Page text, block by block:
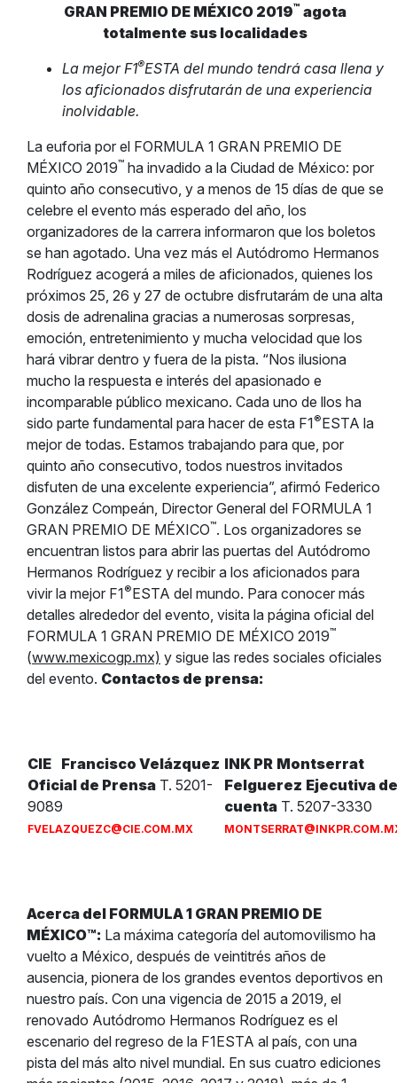
GRAN PREMIO DE MÉXICO 2019™ agota
totalmente sus localidades
La mejor F1®ESTA del mundo tendrá casa llena y
los aficionados disfrutarán de una experiencia
inolvidable.
La euforia por el FORMULA 1 GRAN PREMIO DE
MÉXICO 2019™ ha invadido a la Ciudad de México: por
quinto año consecutivo, y a menos de 15 días de que se
celebre el evento más esperado del año, los
organizadores de la carrera informaron que los boletos
se han agotado. Una vez más el Autódromo Hermanos
Rodríguez acogerá a miles de aficionados, quienes los
próximos 25, 26 y 27 de octubre disfrutarám de una alta
dosis de adrenalina gracias a numerosas sorpresas,
emoción, entretenimiento y mucha velocidad que los
hará vibrar dentro y fuera de la pista. “Nos ilusiona
mucho la respuesta e interés del apasionado e
incomparable público mexicano. Cada uno de llos ha
sido parte fundamental para hacer de esta F1®ESTA la
mejor de todas. Estamos trabajando para que, por
quinto año consecutivo, todos nuestros invitados
disfuten de una excelente experiencia”, afirmó Federico
González Compeán, Director General del FORMULA 1
GRAN PREMIO DE MÉXICO™. Los organizadores se
encuentran listos para abrir las puertas del Autódromo
Hermanos Rodríguez y recibir a los aficionados para
vivir la mejor F1®ESTA del mundo. Para conocer más
detalles alrededor del evento, visita la página oficial del
FORMULA 1 GRAN PREMIO DE MÉXICO 2019™
(www.mexicogp.mx) y sigue las redes sociales oficiales
del evento. Contactos de prensa:
CIE Francisco Velázquez
Oficial de Prensa T. 5201-
9089
FVELAZQUEZC@CIE.COM.MX
INK PR Montserrat
Felguerez Ejecutiva de
cuenta T. 5207-3330
Acerca del FORMULA 1 GRAN PREMIO DE
MÉXICO™: La máxima categoría del automovilismo ha
vuelto a México, después de veintitrés años de
ausencia, pionera de los grandes eventos deportivos en
nuestro país. Con una vigencia de 2015 a 2019, el
renovado Autódromo Hermanos Rodríguez es el
escenario del regreso de la F1ESTA al país, con una
pista del más alto nivel mundial. En sus cuatro ediciones